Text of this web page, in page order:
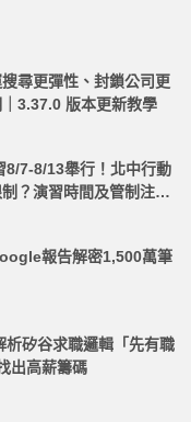
尋更彈性、封鎖公司更
3.37.0 版本更新教學
8/7-8/13舉行！北中行動
？演習時間及管制注意
報告解密1,500萬筆
矽谷求職邏輯「先有職
出高薪籌碼